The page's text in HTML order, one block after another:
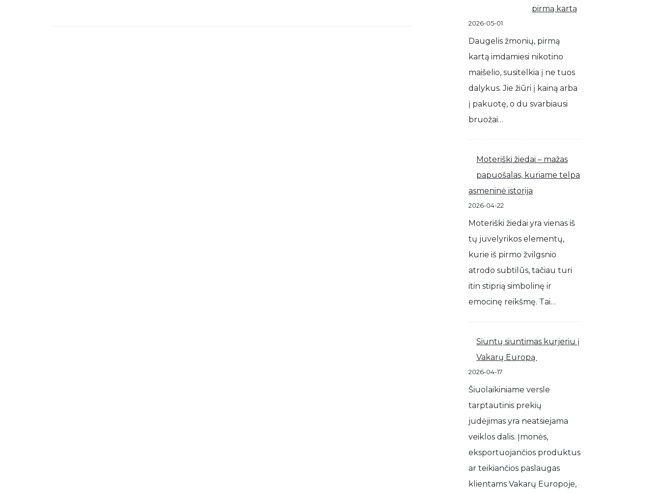
pirmą kartą
2026-05-01
Daugelis žmonių, pirmą
kartą imdamiesi nikotino
maišelio, susitelkia į ne tuos
dalykus. Jie žiūri į kainą arba
į pakuotę, o du svarbiausi
bruožai…
Moteriški žiedai – mažas
papuošalas, kuriame telpa
asmeninė istorija
2026-04-22
Moteriški žiedai yra vienas iš
tų juvelyrikos elementų,
kurie iš pirmo žvilgsnio
atrodo subtilūs, tačiau turi
itin stiprią simbolinę ir
emocinę reikšmę. Tai…
Siuntų siuntimas kurjeriu į
Vakarų Europą
2026-04-17
Šiuolaikiniame versle
tarptautinis prekių
judėjimas yra neatsiejama
veiklos dalis. Įmonės,
eksportuojančios produktus
ar teikiančios paslaugas
klientams Vakarų Europoje,